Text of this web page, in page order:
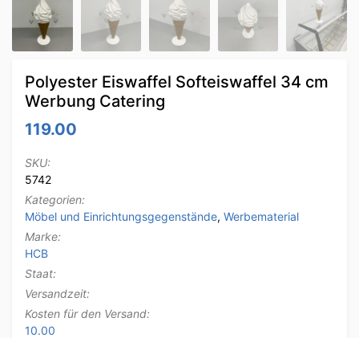
Polyester Eiswaffel Softeiswaffel 34 cm
Werbung Catering
119.00
SKU:
5742
Kategorien:
Möbel und Einrichtungsgegenstände, Werbematerial
Marke:
HCB
Staat:
Versandzeit:
Kosten für den Versand:
10.00